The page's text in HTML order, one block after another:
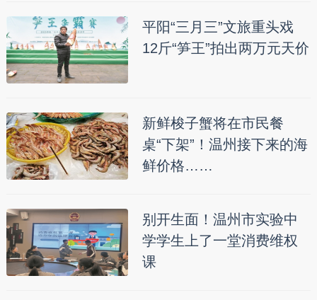
平阳“三月三”文旅重头戏
12斤“笋王”拍出两万元天价
新鲜梭子蟹将在市民餐
桌“下架”！温州接下来的海
鲜价格……
别开生面！温州市实验中
学学生上了一堂消费维权
课